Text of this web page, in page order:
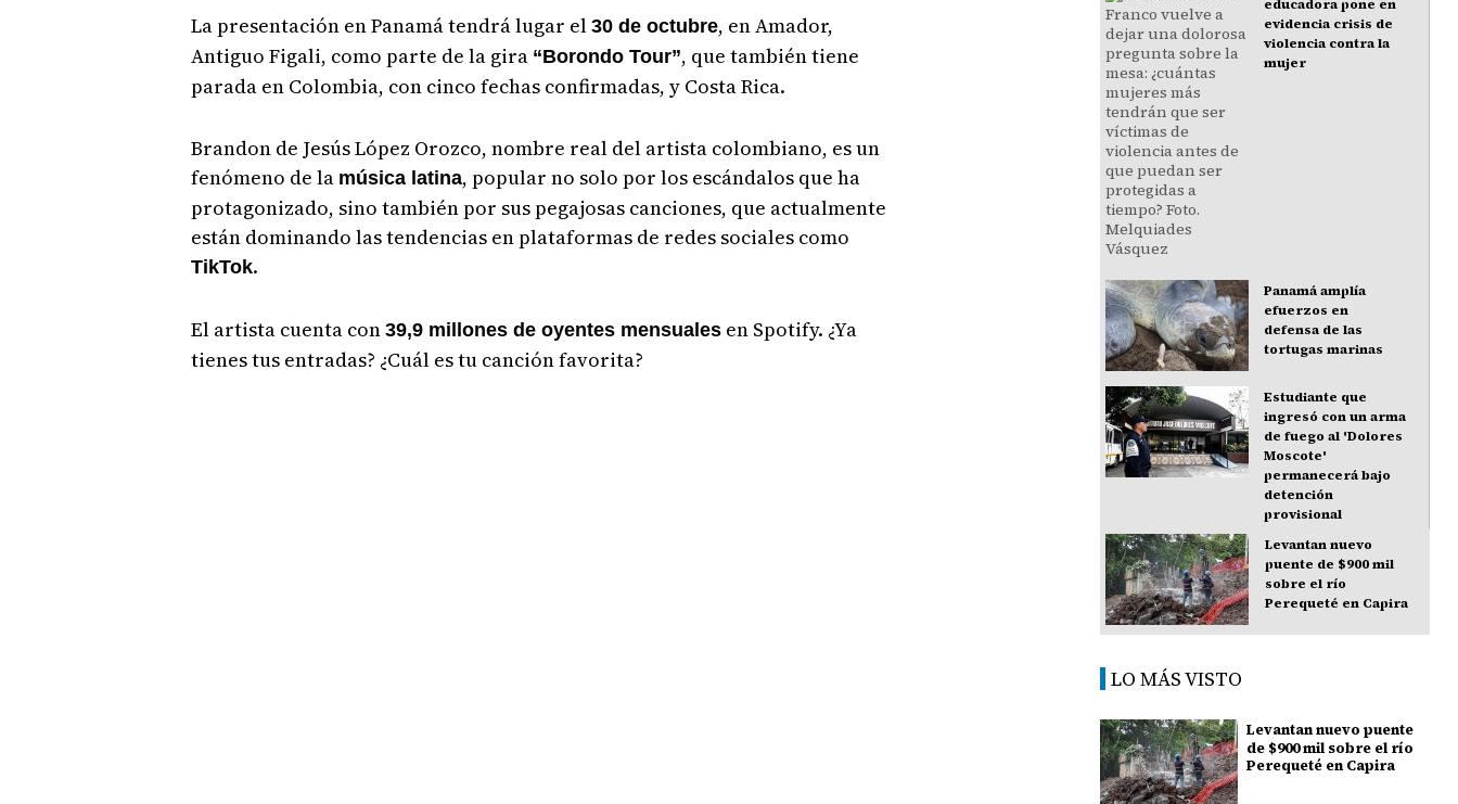
La presentación en Panamá tendrá lugar el 30 de octubre, en Amador,
Antiguo Figali, como parte de la gira “Borondo Tour”, que también tiene
parada en Colombia, con cinco fechas confirmadas, y Costa Rica.
Brandon de Jesús López Orozco, nombre real del artista colombiano, es un
fenómeno de la música latina, popular no solo por los escándalos que ha
protagonizado, sino también por sus pegajosas canciones, que actualmente
están dominando las tendencias en plataformas de redes sociales como
TikTok.
El artista cuenta con 39,9 millones de oyentes mensualesen Spotify. ¿Ya
tienes tus entradas? ¿Cuál es tu canción favorita?
educadora pone en
evidencia crisis de
violencia contra la
mujer
Panamá amplía
efuerzos en
defensa de las
tortugas marinas
Estudiante que
ingresó con un arma
de fuego al 'Dolores
Moscote'
permanecerá bajo
detención
provisional
Levantan nuevo
puente de $900 mil
sobre el río
Perequeté en Capira
LO MÁS VISTO
Levantan nuevo puente
de $900 mil sobre el río
Perequeté en Capira